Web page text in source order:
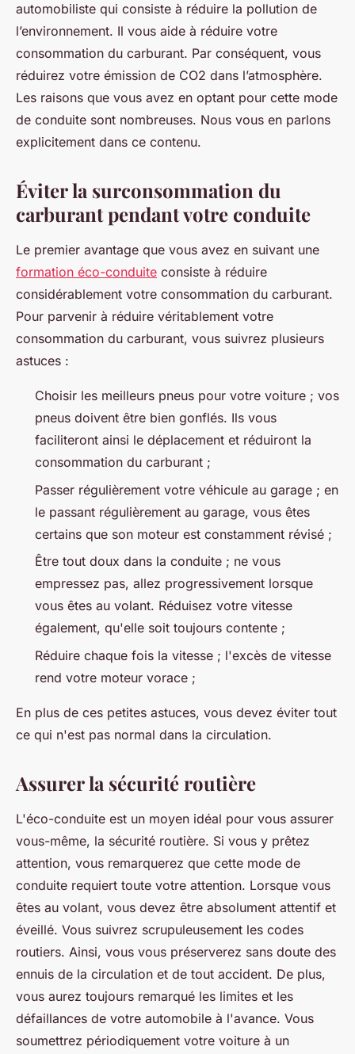
automobiliste qui consiste à réduire la pollution de
l’environnement. Il vous aide à réduire votre
consommation du carburant. Par conséquent, vous
réduirez votre émission de CO2 dans l’atmosphère.
Les raisons que vous avez en optant pour cette mode
de conduite sont nombreuses. Nous vous en parlons
explicitement dans ce contenu.
Éviter la surconsommation du
carburant pendant votre conduite
Le premier avantage que vous avez en suivant une
formation éco-conduite consiste à réduire
considérablement votre consommation du carburant.
Pour parvenir à réduire véritablement votre
consommation du carburant, vous suivrez plusieurs
astuces :
Choisir les meilleurs pneus pour votre voiture ; vos
pneus doivent être bien gonflés. Ils vous
faciliteront ainsi le déplacement et réduiront la
consommation du carburant ;
Passer régulièrement votre véhicule au garage ; en
le passant régulièrement au garage, vous êtes
certains que son moteur est constamment révisé ;
Être tout doux dans la conduite ; ne vous
empressez pas, allez progressivement lorsque
vous êtes au volant. Réduisez votre vitesse
également, qu'elle soit toujours contente ;
Réduire chaque fois la vitesse ; l'excès de vitesse
rend votre moteur vorace ;
En plus de ces petites astuces, vous devez éviter tout
ce qui n'est pas normal dans la circulation.
Assurer la sécurité routière
L'éco-conduite est un moyen idéal pour vous assurer
vous-même, la sécurité routière. Si vous y prêtez
attention, vous remarquerez que cette mode de
conduite requiert toute votre attention. Lorsque vous
êtes au volant, vous devez être absolument attentif et
éveillé. Vous suivrez scrupuleusement les codes
routiers. Ainsi, vous vous préserverez sans doute des
ennuis de la circulation et de tout accident. De plus,
vous aurez toujours remarqué les limites et les
défaillances de votre automobile à l'avance. Vous
soumettrez périodiquement votre voiture à un